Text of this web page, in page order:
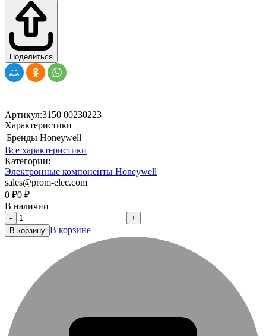
Поделиться
Артикул:3150 00230223
Характеристики
Бренды Honeywell
Все характеристики
Категории:
Электронные компоненты Honeywell
sales@prom-elec.com
0 ₽0 ₽
В наличии
-
+
В корзину В корзине